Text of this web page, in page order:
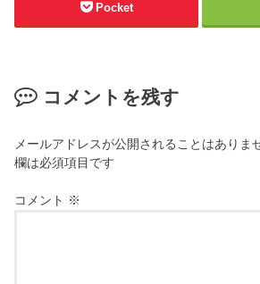
Pocket
コメントを残す
メールアドレスが公開されることはありま
欄は必須項目です
コメント ※